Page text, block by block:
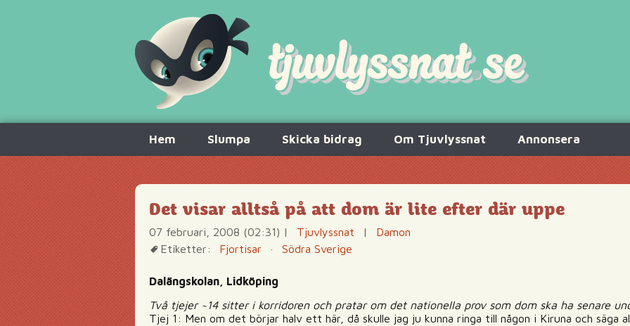
innehåll
Hem Slumpa Skicka bidrag Om Tjuvlyssnat Annonsera
Det visar alltså på att dom är lite efter där uppe
07 februari, 2008 (02:31) | Tjuvlyssnat |
Damon
Etiketter:
Fjortisar · Södra Sverige
Dalängskolan, Lidköping
Två tjejer ~14 sitter i korridoren och pratar om det nationella prov som dom ska ha senare
Tjej 1: Men om det börjar halv ett här, då skulle jag ju kunna ringa till någon i Kiruna och säga